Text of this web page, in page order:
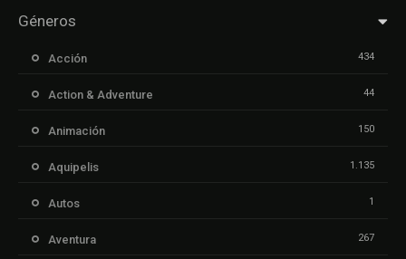
Géneros
Acción 434
Action & Adventure 44
Animación 150
Aquipelis 1.135
Autos 1
Aventura 267